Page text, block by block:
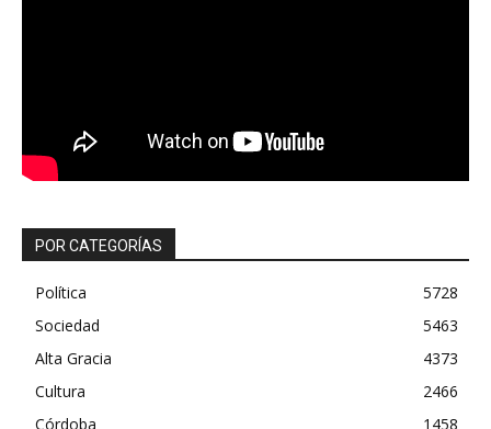
POR CATEGORÍAS
Política
5728
Sociedad
5463
Alta Gracia
4373
Cultura
2466
Córdoba
1458